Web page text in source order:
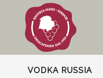
VODKA RUSSIA